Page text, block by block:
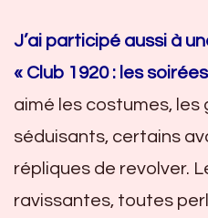
J’ai participé aussi à
« Club 1920 : les
aimé les costumes, les
séduisants, certains
répliques de revolver.
ravissantes, toutes